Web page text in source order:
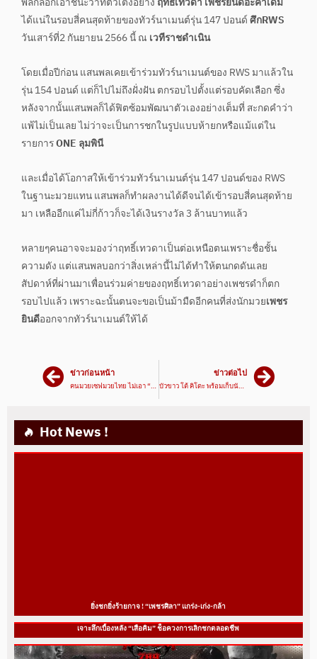
พลิกล็อกเอาชนะว่าที่ตัวเต็งอย่าง ฤทธิ์เทวดา เพชรยินดีอะคาเดมี่
ได้แน่ในรอบสี่คนสุดท้ายของทัวร์นาเมนต์รุ่น 147 ปอนด์ศึกRWS
วันเสาร์ที่2 กันยายน 2566 นี้ ณ เวทีราชดำเนิน
โดยเมื่อปีก่อน แสนพลเคยเข้าร่วมทัวร์นาเมนต์ของ RWS มาแล้วใน
รุ่น 154 ปอนด์ แต่ก็ไปไม่ถึงฝั่งฝัน ตกรอบไปตั้งแต่รอบคัดเลือก ซึ่ง
หลังจากนั้นแสนพลก็ได้ฟิตซ้อมพัฒนาตัวเองอย่างเต็มที่ สะกดคำว่า
แพ้ไม่เป็นเลย ไม่ว่าจะเป็นการชกในรูปแบบห้ายกหรือแม้แต่ใน
รายการONE ลุมพินี
และเมื่อได้โอกาสให้เข้าร่วมทัวร์นาเมนต์รุ่น 147 ปอนด์ของ RWS
ในฐานะมวยแทน แสนพลก็ทำผลงานได้ดีจนได้เข้ารอบสี่คนสุดท้าย
มา เหลืออีกแค่ไม่กี่ก้าวก็จะได้เงินรางวัล 3 ล้านบาทแล้ว
หลายๆคนอาจจะมองว่าฤทธิ์เทวดาเป็นต่อเหนือตนเพราะชื่อชั้น
ความดัง แต่แสนพลบอกว่าสิ่งเหล่านี้ไม่ได้ทำให้ตนกดดันเลย
สัปดาห์ที่ผ่านมาเพื่อนร่วมค่ายของฤทธิ์เทวดาอย่างเพชรดำก็ตก
รอบไปแล้ว เพราะฉะนั้นตนจะขอเป็นม้ามืดอีกคนที่ส่งนักมวยเพชร
ยินดีออกจากทัวร์นาเมนต์ให้ได้
ข่าวก่อนหน้า
คนมวยเซฟมวยไทย ไม่เอา “มวยกัญชา”
ข่าวต่อไป
บัวขาว โต้ คิโดะ พร้อมเก็บนักชกแดนซามูไร รายที่ 18
Hot News !
ยิ่งชกยิ่งร้ายกาจ ! “เพชรศิลา” แกร่ง-เก่ง-กล้า
เจาะลึกเบื้องหลัง “เสือคิม” ช็อควงการเลิกชกตลอดชีพ